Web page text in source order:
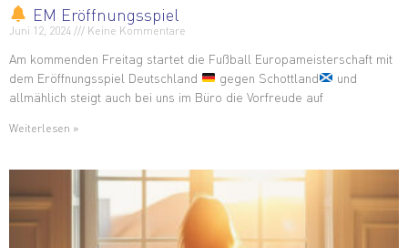
EM Eröffnungsspiel
Juni 12, 2024 Keine Kommentare
Am kommenden Freitag startet die Fußball Europameisterschaft mit
dem Eröffnungsspiel Deutschland
gegen Schottland
und
allmählich steigt auch bei uns im Büro die Vorfreude auf
Weiterlesen »